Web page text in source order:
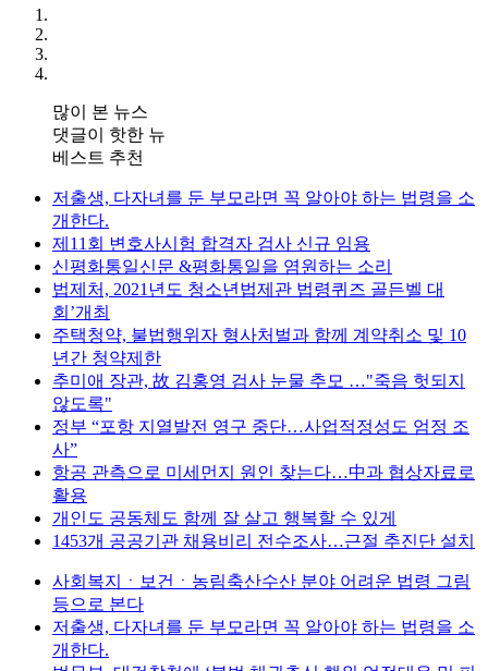
많이 본 뉴스
댓글이 핫한 뉴
베스트 추천
저출생, 다자녀를 둔 부모라면 꼭 알아야 하는 법령을 소
개한다.
제11회 변호사시험 합격자 검사 신규 임용
신평화통일신문 &평화통일을 염원하는 소리
법제처, 2021년도 청소년법제관 법령퀴즈 골든벨 대
회’개최
주택청약, 불법행위자 형사처벌과 함께 계약취소 및 10
년간 청약제한
추미애 장관, 故 김홍영 검사 눈물 추모 …"죽음 헛되지
않도록"
정부 “포항 지열발전 영구 중단…사업적정성도 엄정 조
사”
항공 관측으로 미세먼지 원인 찾는다…中과 협상자료로
활용
개인도 공동체도 함께 잘 살고 행복할 수 있게
1453개 공공기관 채용비리 전수조사…근절 추진단 설치
사회복지ㆍ보건ㆍ농림축산수산 분야 어려운 법령 그림
등으로 본다
저출생, 다자녀를 둔 부모라면 꼭 알아야 하는 법령을 소
개한다.